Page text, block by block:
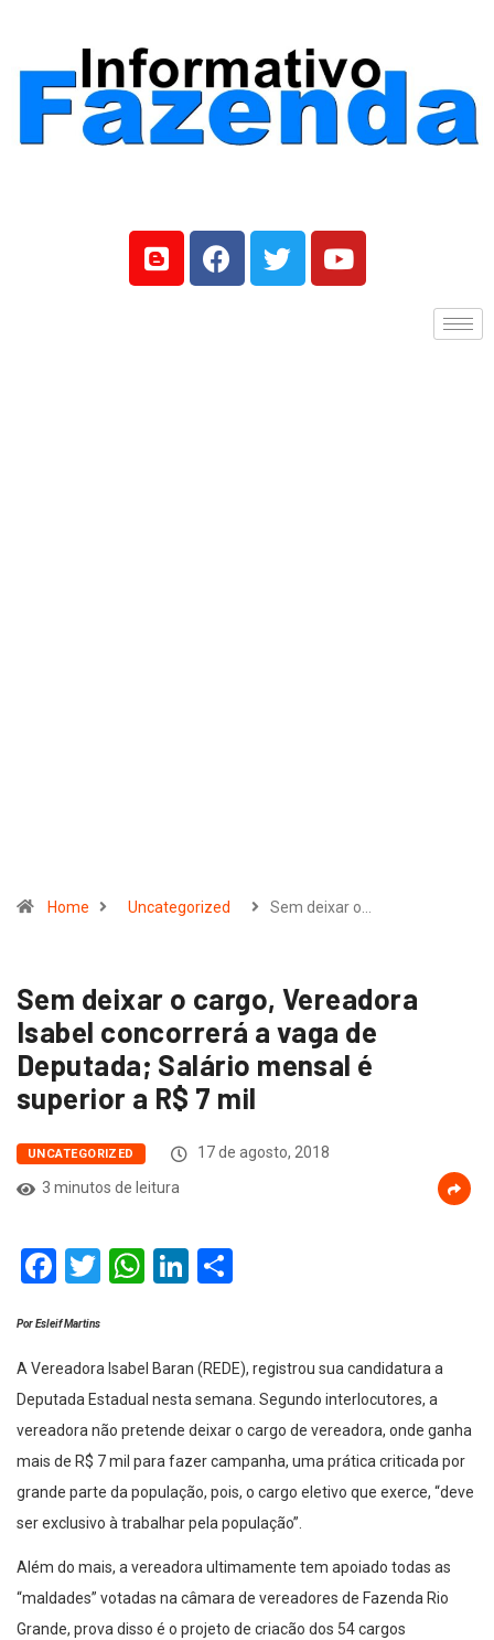
Home Uncategorized Sem deixar o…
Sem deixar o cargo, Vereadora
Isabel concorrerá a vaga de
Deputada; Salário mensal é
superior a R$ 7 mil
UNCATEGORIZED
17 de agosto, 2018
3 minutos de leitura
Facebook
Twitter
WhatsApp
LinkedIn
Por Esleif Martins
A Vereadora Isabel Baran (REDE), registrou sua candidatura a
Deputada Estadual nesta semana. Segundo interlocutores, a
vereadora não pretende deixar o cargo de vereadora, onde ganha
mais de R$ 7 mil para fazer campanha, uma prática criticada por
grande parte da população, pois, o cargo eletivo que exerce, “deve
ser exclusivo à trabalhar pela população”.
Além do mais, a vereadora ultimamente tem apoiado todas as
“maldades” votadas na câmara de vereadores de Fazenda Rio
Grande, prova disso é o projeto de criacão dos 54 cargos